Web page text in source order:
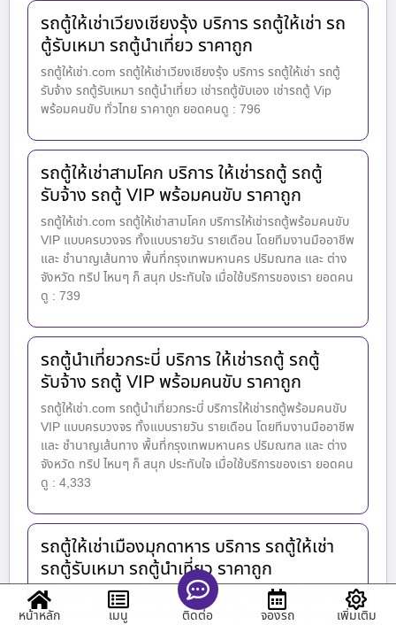
รถตู้ให้เช่าเวียงเชียงรุ้ง บริการ รถตู้ให้เช่า รถ
ตู้รับเหมา รถตู้นำเที่ยว ราคาถูก
รถตู้ให้เช่า.com รถตู้ให้เช่าเวียงเชียงรุ้ง บริการ รถตู้ให้เช่า รถตู้
รับจ้าง รถตู้รับเหมา รถตู้นำเที่ยว เช่ารถตู้ขับเอง เช่ารถตู้ Vip
พร้อมคนขับ ทั่วไทย ราคาถูก ยอดคนดู : 796
รถตู้ให้เช่าสามโคก บริการ ให้เช่ารถตู้ รถตู้
รับจ้าง รถตู้ VIP พร้อมคนขับ ราคาถูก
รถตู้ให้เช่า.com รถตู้ให้เช่าสามโคก บริการให้เช่ารถตู้พร้อมคนขับ
VIP แบบครบวงจร ทั้งแบบรายวัน รายเดือน โดยทีมงานมืออาชีพ
และ ชำนาญเส้นทาง พื้นที่กรุงเทพมหานคร ปริมณฑล และ ต่าง
จังหวัด ทริป ไหนๆ ก็ สนุก ประทับใจ เมื่อใช้บริการของเรา ยอดคน
ดู : 739
รถตู้นำเที่ยวกระบี่ บริการ ให้เช่ารถตู้ รถตู้
รับจ้าง รถตู้ VIP พร้อมคนขับ ราคาถูก
รถตู้ให้เช่า.com รถตู้นำเที่ยวกระบี่ บริการให้เช่ารถตู้พร้อมคนขับ
VIP แบบครบวงจร ทั้งแบบรายวัน รายเดือน โดยทีมงานมืออาชีพ
และ ชำนาญเส้นทาง พื้นที่กรุงเทพมหานคร ปริมณฑล และ ต่าง
จังหวัด ทริป ไหนๆ ก็ สนุก ประทับใจ เมื่อใช้บริการของเรา ยอดคน
ดู : 4,333
รถตู้ให้เช่าเมืองมุกดาหาร บริการ รถตู้ให้เช่า
รถตู้รับเหมา รถตู้นำเที่ยว ราคาถูก
รถตู้ให้เช่า.com รถตู้ให้เช่าเมืองมุกดาหาร บริการ รถตู้ให้เช่า รถตู้
รับจ้าง รถตู้รับเหมา รถตู้นำเที่ยว เช่ารถตู้ขับเอง เช่ารถตู้ Vip
หน้าหลัก เมนู ติดต่อ จองรถ เพิ่มเติม